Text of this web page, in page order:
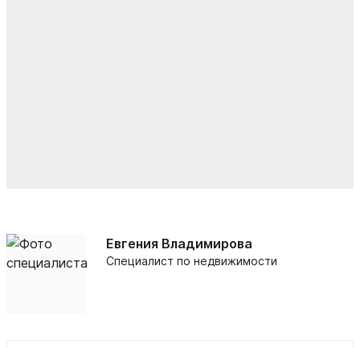
Евгения Владимирова
Специалист по недвижимости